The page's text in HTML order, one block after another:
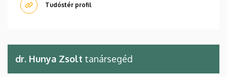
Tudóstér profil
dr. Hunya Zsolt tanársegéd